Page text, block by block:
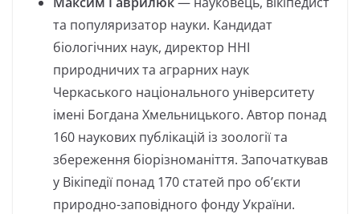
та популяризатор науки. Кандидат
біологічних наук, директор ННІ
природничих та аграрних наук
Черкаського національного університету
імені Богдана Хмельницького. Автор понад
160 наукових публікацій із зоології та
збереження біорізноманіття. Започаткував
у Вікіпедії понад 170 статей про об’єкти
природно-заповідного фонду України.